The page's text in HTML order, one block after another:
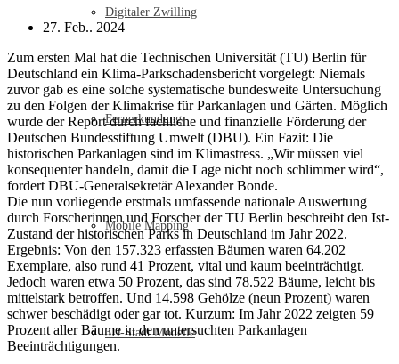
Digitaler Zwilling
Fernerkundung
Mobile Mapping
3D-Stadt Modelle
27. Feb.. 2024
Zum ersten Mal hat die Technischen Universität (TU) Berlin für
Deutschland ein Klima-Parkschadensbericht vorgelegt: Niemals
zuvor gab es eine solche systematische bundesweite Untersuchung
zu den Folgen der Klimakrise für Parkanlagen und Gärten. Möglich
wurde der Report durch fachliche und finanzielle Förderung der
Deutschen Bundesstiftung Umwelt (DBU). Ein Fazit: Die
historischen Parkanlagen sind im Klimastress. „Wir müssen viel
konsequenter handeln, damit die Lage nicht noch schlimmer wird“,
fordert DBU-Generalsekretär Alexander Bonde.
Die nun vorliegende erstmals umfassende nationale Auswertung
durch Forscherinnen und Forscher der TU Berlin beschreibt den Ist-
Zustand der historischen Parks in Deutschland im Jahr 2022.
Ergebnis: Von den 157.323 erfassten Bäumen waren 64.202
Exemplare, also rund 41 Prozent, vital und kaum beeinträchtigt.
Jedoch waren etwa 50 Prozent, das sind 78.522 Bäume, leicht bis
mittelstark betroffen. Und 14.598 Gehölze (neun Prozent) waren
schwer beschädigt oder gar tot. Kurzum: Im Jahr 2022 zeigten 59
Prozent aller Bäume in den untersuchten Parkanlagen
Beeinträchtigungen.